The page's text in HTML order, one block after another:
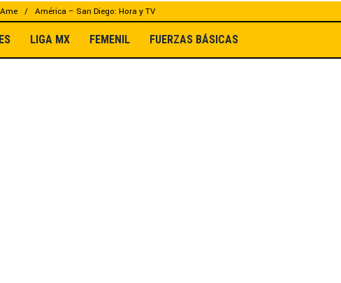
América – San Diego: Hora y TV
LIGA MX FEMENIL FUERZAS BÁSICAS